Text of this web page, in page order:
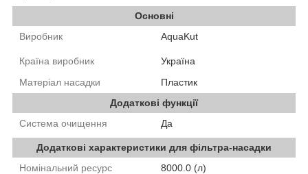
Основні
Виробник
AquaKut
Країна виробник
Україна
Матеріал насадки
Пластик
Додаткові функції
Система очищення
Да
Додаткові характеристики для фільтра-насадки
Номінальний ресурс
8000.0 (л)